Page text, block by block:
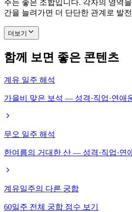
주는 좋은 조합입니다. 각자의 영역
간을 늘려가면 더 단단한 관계로 발
더보기
함께 보면 좋은 콘텐츠
계유 일주 해석
가을비 맞은 보석 — 성격·직업·연애
무오 일주 해석
한여름의 거대한 산 — 성격·직업·연
계유일주의 다른 궁합
60일주 전체 궁합 점수 보기